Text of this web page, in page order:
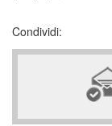
Condividi: